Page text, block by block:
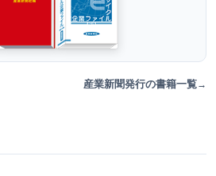
産業新聞発行の書籍一覧